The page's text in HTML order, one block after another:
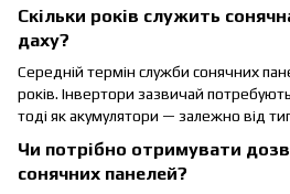
Скільки років служить
даху?
Середній термін служби сонячних
років. Інвертори зазвичай
тоді як акумулятори — залежно від
Чи потрібно отримувати
сонячних панелей?